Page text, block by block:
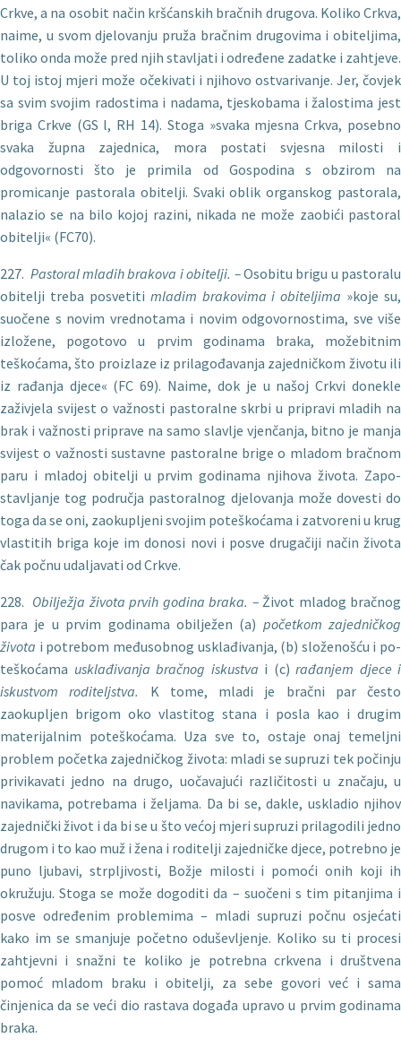
Crkve, a na osobit način kršćanskih bračnih drugova. Koliko Crkva,
na­ime, u svom djelovanju pruža bračnim drugovima i obiteljima,
toliko onda može pred njih stavljati i određene zadatke i zahtjeve.
U toj istoj mjeri može očekivati i njihovo ostvarivanje. Jer, čovjek
sa svim svojim radostima i nadama, tjeskobama i žalosti­ma jest
briga Crkve (GS l, RH 14). Stoga »svaka mjesna Crkva, posebno
svaka župna zajednica, mora postati svjesna milosti i
odgovornosti što je primila od Gospodina s obzirom na
promicanje pastorala obitelji. Svaki oblik organskog pastorala,
nalazio se na bilo kojoj razini, nikada ne može zaobići pastoral
obitelji« (FC70).
227. Pastoral mladih brakova i obitelji. –Osobitu brigu u pastoralu
obitelji treba posvetiti mladim brakovima i obiteljima »koje su,
suočene s novim vrednotama i novim odgovornostima, sve više
izložene, pogotovo u prvim godinama braka, možebitnim
teškoćama, što proizlaze iz prilagođavanja zajedničkom životu ili
iz rađanja djece« (FC 69). Naime, dok je u našoj Crkvi donekle
zaživjela svijest o važnosti pastoralne skrbi u pripravi mladih na
brak i važnosti priprave na samo slavlje vjenčanja, bitno je manja
svijest o važnosti sustavne pastoralne brige o mladom bračnom
paru i mladoj obitelji u prvim godinama njihova života. Zapo­
stavljanje tog područja pastoralnog djelovanja može dovesti do
toga da se oni, zaokupljeni svojim poteškoćama i zatvoreni u krug
vlastitih briga koje im donosi novi i posve drugačiji način života
čak počnu udaljavati od Crkve.
228. Obilježja života prvih godina braka. – Život mladog bračnog
para je u prvim godinama obilježen (a) početkom zajedničkog
života i potrebom međusobnog usklađivanja, (b) složenošću i po­
teškoćama usklađivanja bračnog iskustva i (c) rađanjem djece i
iskustvom roditeljstva. K tome, mladi je bračni par često
zaokupljen brigom oko vlastitog stana i posla kao i drugim
materijalnim poteškoćama. Uza sve to, ostaje onaj temeljni
problem početka zajedničkog života: mladi se supruzi tek počinju
privikavati jedno na drugo, uočavajući različitosti u značaju, u
navikama, potrebama i željama. Da bi se, dakle, uskladio njihov
zajednički život i da bi se u što većoj mjeri supruzi prilagodili jedno
drugom i to kao muž i žena i roditelji zajedničke djece, potrebno je
puno ljubavi, strpljivosti, Božje milosti i pomoći onih koji ih
okružuju. Stoga se može dogoditi da – suočeni s tim pitanjima i
posve određenim problemima – mladi supruzi počnu osjećati
kako im se smanjuje početno oduševljenje. Koliko su ti procesi
zahtjevni i snažni te koliko je potrebna crkvena i društvena
pomoć mladom braku i obitelji, za sebe govori već i sama
činjenica da se veći dio rastava događa upravo u prvim godinama
braka.